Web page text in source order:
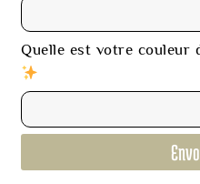
Quelle est votre couleur